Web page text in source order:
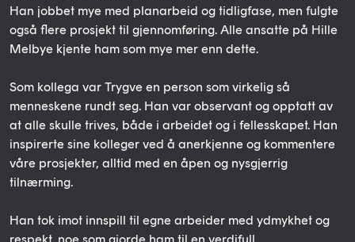
Han jobbet mye med planarbeid og tidligfase, men fulgte
også flere prosjekt til gjennomføring. Alle ansatte på Hille
Melbye kjente ham som mye mer enn dette.
Som kollega var Trygve en person som virkelig så
menneskene rundt seg. Han var observant og opptatt av
at alle skulle trives, både i arbeidet og i fellesskapet. Han
inspirerte sine kolleger ved å anerkjenne og kommentere
våre prosjekter, alltid med en åpen og nysgjerrig
tilnærming.
Han tok imot innspill til egne arbeider med ydmykhet og